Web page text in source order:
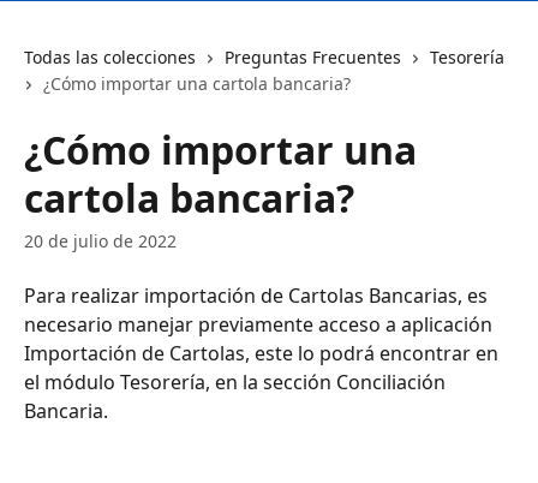
Todas las colecciones Preguntas Frecuentes
Tesorería
¿Cómo importar una cartola bancaria?
¿Cómo importar una
cartola bancaria?
20 de julio de 2022
Para realizar importación de Cartolas Bancarias, es
necesario manejar previamente acceso a aplicación
Importación de Cartolas, este lo podrá encontrar en
el módulo Tesorería, en la sección Conciliación
Bancaria.